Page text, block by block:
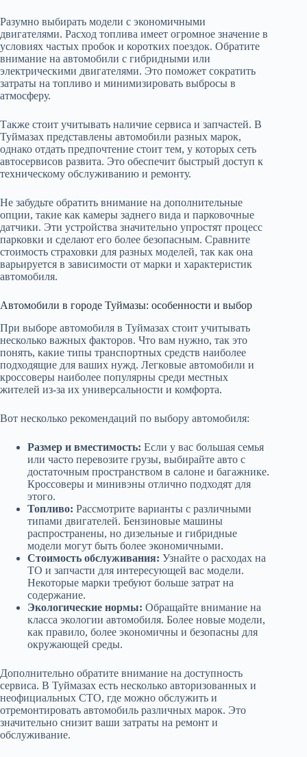
Разумно выбирать модели с экономичными
двигателями. Расход топлива имеет огромное значение в
условиях частых пробок и коротких поездок. Обратите
внимание на автомобили с гибридными или
электрическими двигателями. Это поможет сократить
затраты на топливо и минимизировать выбросы в
атмосферу.
Также стоит учитывать наличие сервиса и запчастей. В
Туймазах представлены автомобили разных марок,
однако отдать предпочтение стоит тем, у которых сеть
автосервисов развита. Это обеспечит быстрый доступ к
техническому обслуживанию и ремонту.
Не забудьте обратить внимание на дополнительные
опции, такие как камеры заднего вида и парковочные
датчики. Эти устройства значительно упростят процесс
парковки и сделают его более безопасным. Сравните
стоимость страховки для разных моделей, так как она
варьируется в зависимости от марки и характеристик
автомобиля.
Автомобили в городе Туймазы: особенности и выбор
При выборе автомобиля в Туймазах стоит учитывать
несколько важных факторов. Что вам нужно, так это
понять, какие типы транспортных средств наиболее
подходящие для ваших нужд. Легковые автомобили и
кроссоверы наиболее популярны среди местных
жителей из-за их универсальности и комфорта.
Вот несколько рекомендаций по выбору автомобиля:
Размер и вместимость: Если у вас большая семья
или часто перевозите грузы, выбирайте авто с
достаточным пространством в салоне и багажнике.
Кроссоверы и минивэны отлично подходят для
этого.
Топливо: Рассмотрите варианты с различными
типами двигателей. Бензиновые машины
распространены, но дизельные и гибридные
модели могут быть более экономичными.
Стоимость обслуживания: Узнайте о расходах на
ТО и запчасти для интересующей вас модели.
Некоторые марки требуют больше затрат на
содержание.
Экологические нормы: Обращайте внимание на
класса экологии автомобиля. Более новые модели,
как правило, более экономичны и безопасны для
окружающей среды.
Дополнительно обратите внимание на доступность
сервиса. В Туймазах есть несколько авторизованных и
неофициальных СТО, где можно обслужить и
отремонтировать автомобиль различных марок. Это
значительно снизит ваши затраты на ремонт и
обслуживание.